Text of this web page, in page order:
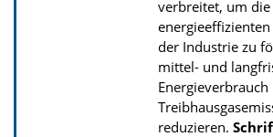
b
l
i
k
a
verbreitet, um
der Industrie zu
mittel- und
reduzieren.